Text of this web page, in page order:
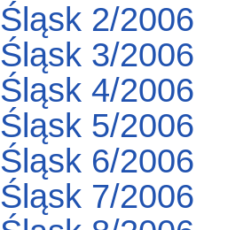
Śląsk 2/2006
Śląsk 3/2006
Śląsk 4/2006
Śląsk 5/2006
Śląsk 6/2006
Śląsk 7/2006